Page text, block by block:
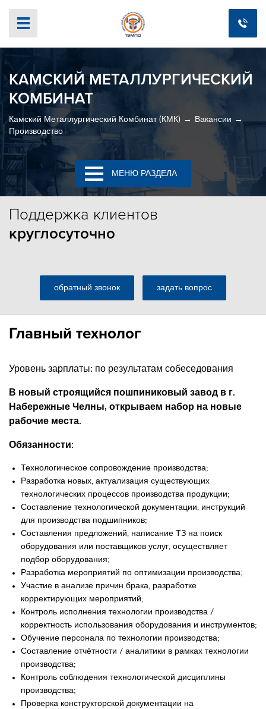
КАМСКИЙ МЕТАЛЛУРГИЧЕСКИЙ
КОМБИНАТ
Камский Металлургический Комбинат (КМК)
Вакансии
Производство
МЕНЮ РАЗДЕЛА
Поддержка клиентов
круглосуточно
обратный звонок задать вопрос
Главный технолог
Уровень зарплаты: по результатам собеседования
В новый строящийся пошпиниковый завод в г.
Набережные Челны, открываем набор на новые
рабочие места.
Обязанности:
Технологическое сопровождение производства;
Разработка новых, актуализация существующих
технологических процессов производства продукции;
Составление технологической документации, инструкций
для производства подшипников;
Составления предложений, написание ТЗ на поиск
оборудования или поставщиков услуг, осуществляет
подбор оборудования;
Разработка мероприятий по оптимизации производства;
Участие в анализе причин брака, разработке
корректирующих мероприятий;
Контроль исполнения технологии производства /
корректность использования оборудования и инструментов;
Обучение персонала по технологии производства;
Составление отчётности / аналитики в рамках технологии
производства;
Контроль соблюдения технологической дисциплины
производства;
Проверка конструкторской документации на